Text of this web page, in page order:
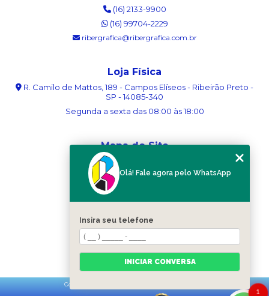
(16) 2133-9900
(16) 99704-2229
ribergrafica@ribergrafica.com.br
Loja Física
R. Camilo de Mattos, 189 - Campos Elíseos - Ribeirão Preto -
SP - 14085-340
Segunda a sexta das 08:00 às 18:00
Mapa do Site
Sobre nós
Blog
Categorias
Mapa do site
Copyright © Ribergráfica. (Lei 9610 de 19/02/1998)
1
Olá! Fale agora pelo WhatsApp
Insira seu telefone
INICIAR CONVERSA